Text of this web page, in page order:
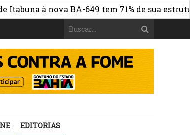
à nova BA-649 tem 71% de sua estrutura de
EDITORIAS